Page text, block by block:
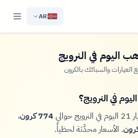
AR
اليوم في النرويج
العيارات والسبائك بالكرون
في النرويج؟
774 كرون
،
. الأسعار محدَّثة لحظياً.